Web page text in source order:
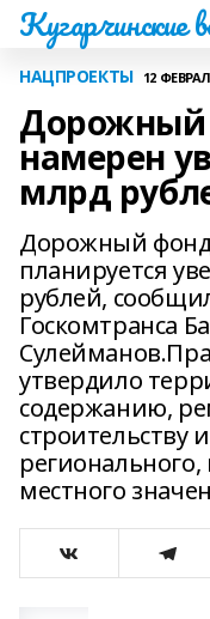
Кугарчинские
НАЦПРОЕКТЫ 12
намерен
млрд
Дорожный фонд
планируется
рублей,
Госкомтранса
утвердило
содержанию,
строительству
местного